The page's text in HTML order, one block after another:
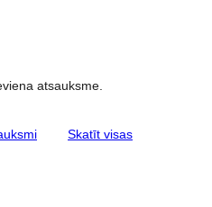
atsauksme.
Skatīt visasatsauksmes